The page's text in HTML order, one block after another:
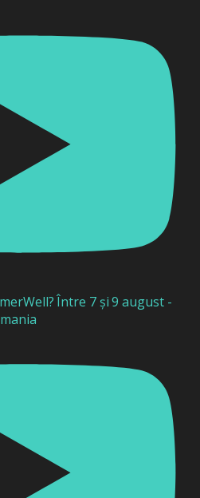
Între 7 și 9 august -